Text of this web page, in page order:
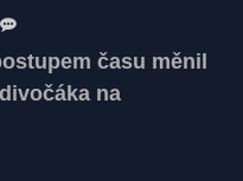
času měnil
na